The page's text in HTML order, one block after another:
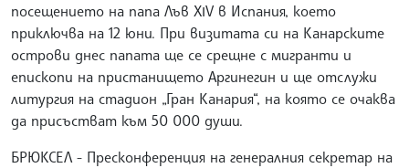
посещението на папа Лъв ХІV в Испания, което
приключва на 12 юни. При визитата си на Канарските
острови днес папата ще се срещне с мигранти и
епископи на пристанището Аргинегин и ще отслужи
литургия на стадион „Гран Канария“, на която се очаква
да присъстват към 50 000 души.
БРЮКСЕЛ - Пресконференция на генералния секретар на